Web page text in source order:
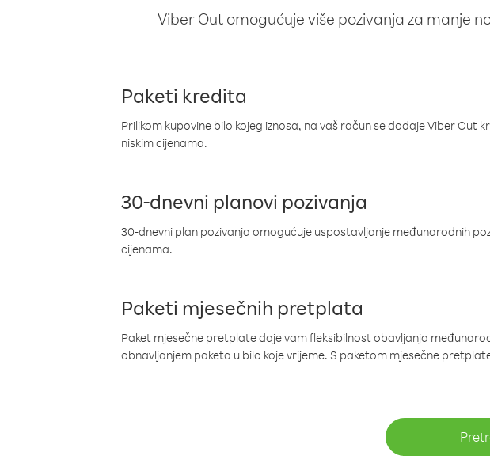
Viber Out omogućuje više pozivanja za manje
Paketi kredita
Prilikom kupovine bilo kojeg iznosa, na vaš račun se dodaje Viber
niskim cijenama.
30-dnevni planovi pozivanja
30-dnevni plan pozivanja omogućuje uspostavljanje međunarodnih
cijenama.
Paketi mjesečnih pretplata
Paket mjesečne pretplate daje vam fleksibilnost obavljanja
obnavljanjem paketa u bilo koje vrijeme. S paketom mjesečne